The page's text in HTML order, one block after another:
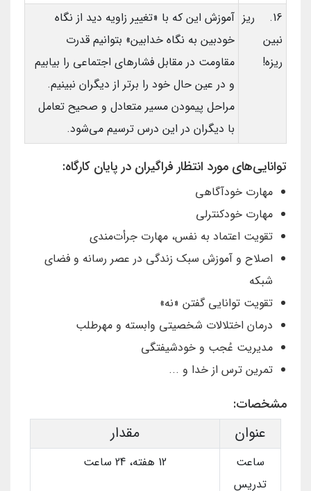
16. ریز
نبین
ریزه!
آموزش این که با «تغییر زاویه دید از نگاه
خودبین به نگاه خدابین» بتوانیم قدرت
مقاومت در مقابل فشارهای اجتماعی را بیابیم
و در عین حال خود را برتر از دیگران نبینیم.
مراحل پیمودن مسیر متعادل و صحیح تعامل
با دیگران در این درس ترسیم می‌شود.
توانايی‌های مورد انتظار فراگيران در پايان کارگاه:
مهارت خودآگاهی
مهارت خودکنترلی
تقویت اعتماد به نفس، مهارت جرأت‌مندی
اصلاح و آموزش سبک زندگی در عصر رسانه و فضای
شبکه
تقویت توانایی گفتن «نه»
درمان اختلالات شخصیتی وابسته و مهرطلب
مدیریت عُجب و خودشیفتگی
تمرین ترس از خدا و ...
مشخصات:
عنوان مقدار
ساعت
تدریس
12 هفته، 24 ساعت